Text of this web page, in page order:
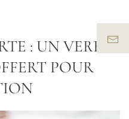
: UN VERRE
POUR